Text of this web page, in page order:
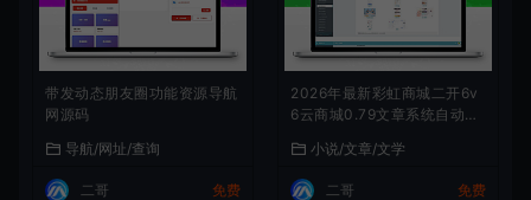
带发动态朋友圈功能资源导航
网源码
导航/网址/查询
二哥 免费
2026年最新彩虹商城二开6v
6云商城0.79文章系统自动添
小说/文章/文学
二哥 免费